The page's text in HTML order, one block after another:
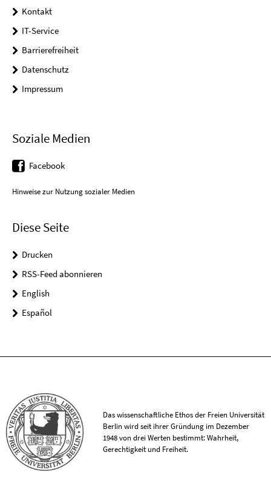
Kontakt
IT-Service
Barrierefreiheit
Datenschutz
Impressum
Soziale Medien
Facebook
Hinweise zur Nutzung sozialer Medien
Diese Seite
Drucken
RSS-Feed abonnieren
English
Español
Das wissenschaftliche Ethos der Freien Universität
Berlin wird seit ihrer Gründung im Dezember
1948 von drei Werten bestimmt: Wahrheit,
Gerechtigkeit und Freiheit.